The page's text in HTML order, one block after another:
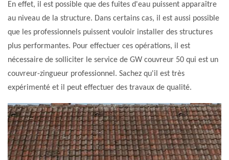
En effet, il est possible que des fuites d'eau puissent apparaître
au niveau de la structure. Dans certains cas, il est aussi possible
que les professionnels puissent vouloir installer des structures
plus performantes. Pour effectuer ces opérations, il est
nécessaire de solliciter le service de GW couvreur 50 qui est un
couvreur-zingueur professionnel. Sachez qu'il est très
expérimenté et il peut effectuer des travaux de qualité.